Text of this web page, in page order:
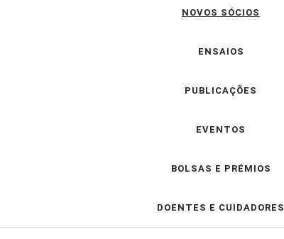
NOVOS SÓCIOS
ENSAIOS
PUBLICAÇÕES
EVENTOS
BOLSAS E PRÉMIOS
DOENTES E CUIDADORES